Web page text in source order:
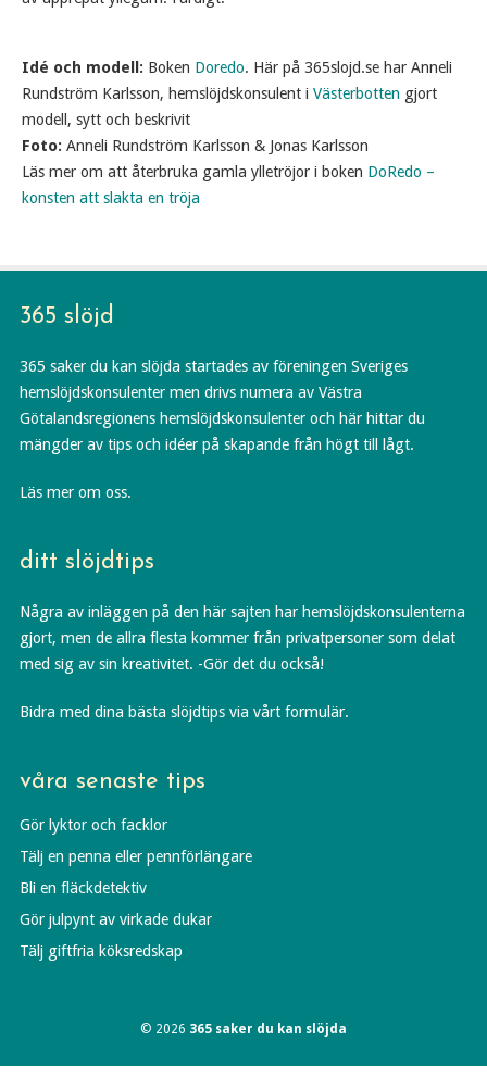
Idé och modell: Boken Doredo. Här på 365slojd.se har Anneli
Rundström Karlsson, hemslöjdskonsulent i Västerbotten gjort
modell, sytt och beskrivit
Foto: Anneli Rundström Karlsson & Jonas Karlsson
Läs mer om att återbruka gamla ylletröjor i boken DoRedo –
konsten att slakta en tröja
365 slöjd
365 saker du kan slöjda startades av föreningen Sveriges
hemslöjdskonsulenter men drivs numera av Västra
Götalandsregionens hemslöjdskonsulenter och här hittar du
mängder av tips och idéer på skapande från högt till lågt.
Läs mer om oss.
ditt slöjdtips
Några av inläggen på den här sajten har hemslöjdskonsulenterna
gjort, men de allra flesta kommer från privatpersoner som delat
med sig av sin kreativitet. -Gör det du också!
Bidra med dina bästa slöjdtips via vårt formulär.
våra senaste tips
Gör lyktor och facklor
Tälj en penna eller pennförlängare
Bli en fläckdetektiv
Gör julpynt av virkade dukar
Tälj giftfria köksredskap
© 2026 365 saker du kan slöjda